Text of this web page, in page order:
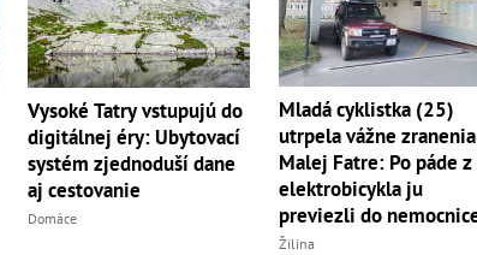
Vysoké Tatry vstupujú do
digitálnej éry: Ubytovací
systém zjednoduší dane
aj cestovanie
Domáce
Mladá cyklistka (25)
utrpela vážne
Malej Fatre: Po páde z
elektrobicykla ju
previezli do
Žilina